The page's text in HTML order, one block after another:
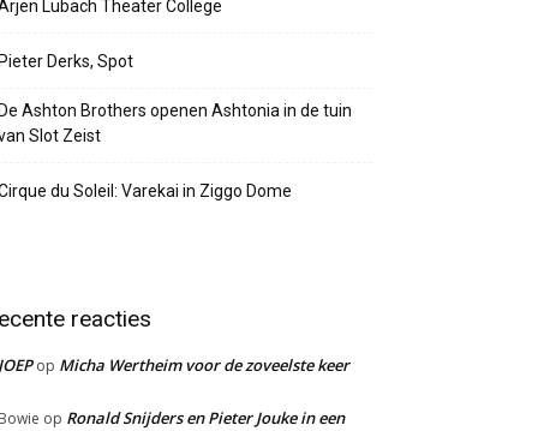
Lubach Theater College
Derks, Spot
Ashton Brothers openen Ashtonia in de tuin
Slot Zeist
du Soleil: Varekai in Ziggo Dome
reacties
op Micha Wertheim voor de zoveelste keer
op Ronald Snijders en Pieter Jouke in een